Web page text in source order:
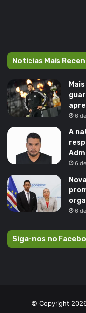
Noticias Mais
6
A
6
6
Siga-nos no
© Copyright